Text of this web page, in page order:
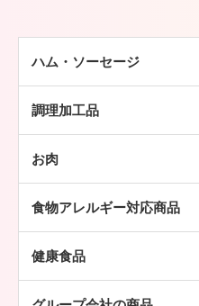
ハム・ソーセージ
その他
調理加工品
チキン加工品
パン・ピザ
常温食品
お肉
鶏肉
食物アレルギー対応商品
健康食品